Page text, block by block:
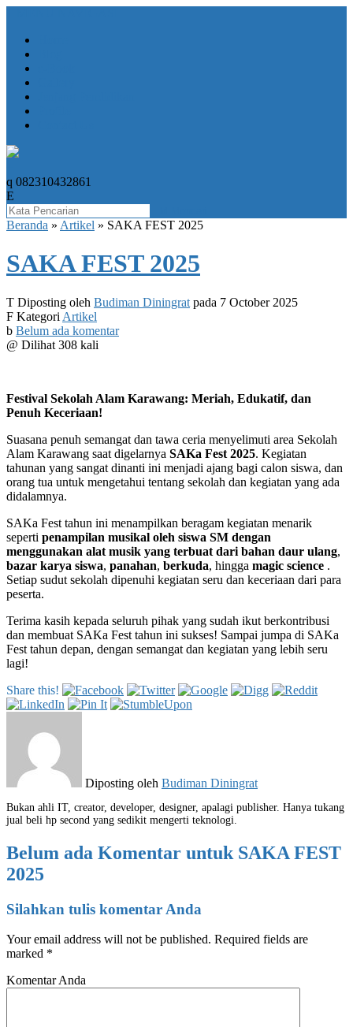
q 082310432861
E
Beranda » Artikel » SAKA FEST 2025
SAKA FEST 2025
T Diposting oleh Budiman Diningrat pada 7 October 2025
F Kategori Artikel
b Belum ada komentar
@ Dilihat 308 kali
Festival Sekolah Alam Karawang: Meriah, Edukatif, dan
Penuh Keceriaan!
Suasana penuh semangat dan tawa ceria menyelimuti area Sekolah
Alam Karawang saat digelarnya SAKa Fest 2025. Kegiatan
tahunan yang sangat dinanti ini menjadi ajang bagi calon siswa, dan
orang tua untuk mengetahui tentang sekolah dan kegiatan yang ada
didalamnya.
SAKa Fest tahun ini menampilkan beragam kegiatan menarik
seperti penampilan musikal oleh siswa SM dengan
menggunakan alat musik yang terbuat dari bahan daur ulang,
bazar karya siswa, panahan, berkuda, hingga magic science .
Setiap sudut sekolah dipenuhi kegiatan seru dan keceriaan dari para
peserta.
Terima kasih kepada seluruh pihak yang sudah ikut berkontribusi
dan membuat SAKa Fest tahun ini sukses! Sampai jumpa di SAKa
Fest tahun depan, dengan semangat dan kegiatan yang lebih seru
lagi!
Share this!
Diposting oleh Budiman Diningrat
Bukan ahli IT, creator, developer, designer, apalagi publisher. Hanya tukang
jual beli hp second yang sedikit mengerti teknologi.
Belum ada Komentar untuk SAKA FEST
2025
Silahkan tulis komentar Anda
Your email address will not be published. Required fields are
marked *
Komentar Anda